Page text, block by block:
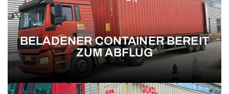
BELADENER CONTAINER BEREIT
ZUM ABFLUG